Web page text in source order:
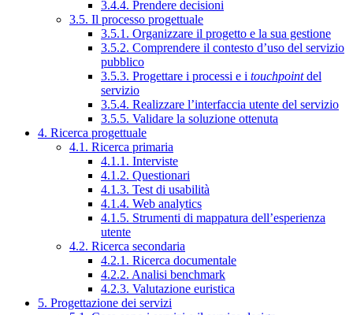
3.4.4. Prendere decisioni
3.5. Il processo progettuale
3.5.1. Organizzare il progetto e la sua gestione
3.5.2. Comprendere il contesto d’uso del servizio
pubblico
3.5.3. Progettare i processi e i touchpointdel
servizio
3.5.4. Realizzare l’interfaccia utente del servizio
3.5.5. Validare la soluzione ottenuta
4. Ricerca progettuale
4.1. Ricerca primaria
4.1.1. Interviste
4.1.2. Questionari
4.1.3. Test di usabilità
4.1.4. Web analytics
4.1.5. Strumenti di mappatura dell’esperienza
utente
4.2. Ricerca secondaria
4.2.1. Ricerca documentale
4.2.2. Analisi benchmark
4.2.3. Valutazione euristica
5. Progettazione dei servizi